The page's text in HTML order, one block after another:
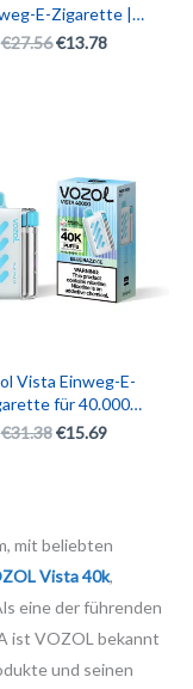
E-Zigarette |
40K Premium
€27.56 €13.78
Vista Einweg-E-
für 40.000
| 40K Rotations-E-
€31.38
war:
€31.38
€15.69
ist:
€15.69.
mit beliebten
Vista 40k,
eine der führenden
ist VOZOL bekannt
und seinen